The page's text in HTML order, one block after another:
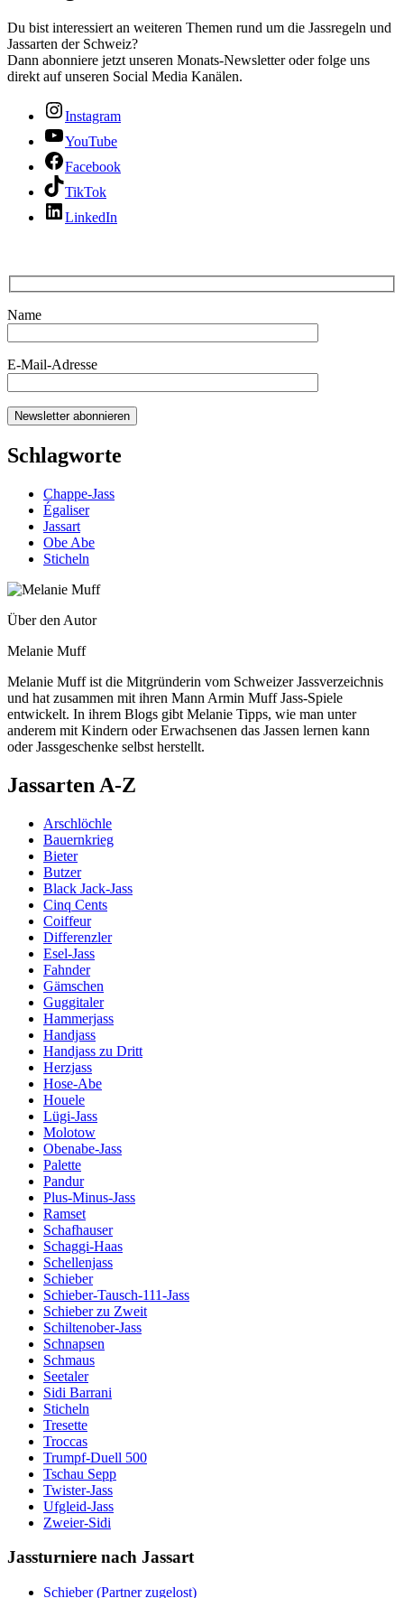
Du bist interessiert an weiteren Themen rund um die Jassregeln und
Jassarten der Schweiz?
Dann abonniere jetzt unseren Monats-Newsletter oder folge uns
direkt auf unseren Social Media Kanälen.
Instagram
YouTube
Facebook
TikTok
LinkedIn
Name
E-Mail-Adresse
Schlagworte
Chappe-Jass
Égaliser
Jassart
Obe Abe
Sticheln
Über den Autor
Melanie Muff
Melanie Muff ist die Mitgründerin vom Schweizer Jassverzeichnis
und hat zusammen mit ihren Mann Armin Muff Jass-Spiele
entwickelt. In ihrem Blogs gibt Melanie Tipps, wie man unter
anderem mit Kindern oder Erwachsenen das Jassen lernen kann
oder Jassgeschenke selbst herstellt.
Jassarten A-Z
Arschlöchle
Bauernkrieg
Bieter
Butzer
Black Jack-Jass
Cinq Cents
Coiffeur
Differenzler
Esel-Jass
Fahnder
Gämschen
Guggitaler
Hammerjass
Handjass
Handjass zu Dritt
Herzjass
Hose-Abe
Houele
Lügi-Jass
Molotow
Obenabe-Jass
Palette
Pandur
Plus-Minus-Jass
Ramset
Schafhauser
Schaggi-Haas
Schellenjass
Schieber
Schieber-Tausch-111-Jass
Schieber zu Zweit
Schiltenober-Jass
Schnapsen
Schmaus
Seetaler
Sidi Barrani
Sticheln
Tresette
Troccas
Trumpf-Duell 500
Tschau Sepp
Twister-Jass
Ufgleid-Jass
Zweier-Sidi
Jassturniere nach Jassart
Schieber (Partner zugelost)